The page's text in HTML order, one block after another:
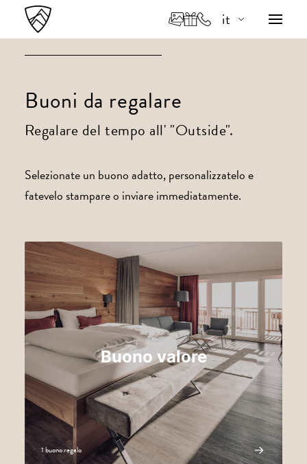
it
de
Buoni da regalare
Regalare del tempo all' "Outside".
Selezionate un buono adatto, personalizzatelo e
fatevelo stampare o inviare immediatamente.
Buono valore
1 buono regalo